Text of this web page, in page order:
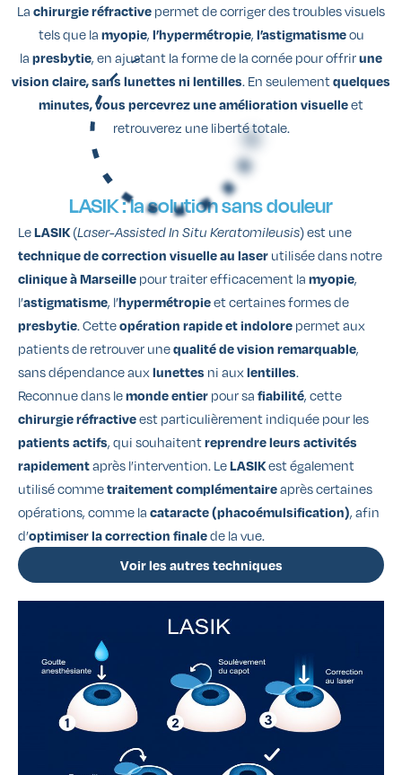
La chirurgie réfractive permet de corriger des troubles visuels
tels que la myopie, l’hypermétropie, l’astigmatismeou
la presbytie, en ajustant la forme de la cornée pour offrirune
vision claire, sans lunettes ni lentilles. En seulementquelques
minutes, vous percevrez une amélioration visuelleet
retrouverez une liberté totale.
LASIK :la solution sans douleur
LeLASIK(Laser-Assisted In Situ Keratomileusis) est une
technique de correction visuelle au laser utilisée dans notre
clinique à Marseille pour traiter efficacement la myopie,
l’astigmatisme, l’hypermétropieet certaines formes de
presbytie. Cetteopération rapide et indolore permet aux
patients de retrouver unequalité de vision remarquable,
sans dépendance auxlunettes ni auxlentilles.
Reconnue dans lemonde entier pour sa fiabilité, cette
chirurgie réfractiveest particulièrement indiquée pour les
patients actifs, qui souhaitentreprendre leurs activités
rapidementaprès l’intervention. LeLASIKest également
utilisé commetraitement complémentaireaprès certaines
opérations, comme la cataracte (phacoémulsification), afin
d’optimiser la correction finalede la vue.
Voir les autres techniques